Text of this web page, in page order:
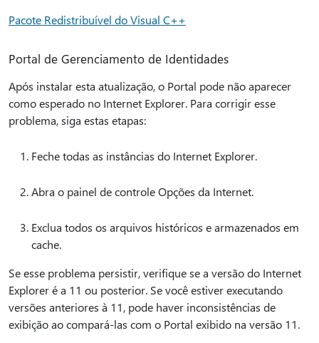
Pacote Redistribuível do Visual C++
Portal de Gerenciamento de Identidades
Após instalar esta atualização, o Portal pode não aparecer
como esperado no Internet Explorer. Para corrigir esse
problema, siga estas etapas:
Feche todas as instâncias do Internet Explorer.
Abra o painel de controle Opções da Internet.
Exclua todos os arquivos históricos e armazenados em
cache.
Se esse problema persistir, verifique se a versão do Internet
Explorer é a 11 ou posterior. Se você estiver executando
versões anteriores à 11, pode haver inconsistências de
exibição ao compará-las com o Portal exibido na versão 11.